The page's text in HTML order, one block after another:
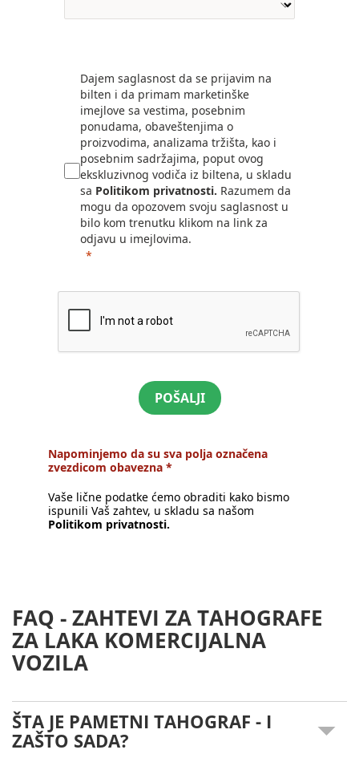
Dajem saglasnost da se prijavim na
bilten i da primam marketinške
imejlove sa vestima, posebnim
ponudama, obaveštenjima o
proizvodima, analizama tržišta, kao i
posebnim sadržajima, poput ovog
ekskluzivnog vodiča iz biltena, u skladu
sa Politikom privatnosti. Razumem da
mogu da opozovem svoju saglasnost u
bilo kom trenutku klikom na link za
odjavu u imejlovima.
POŠALJI
Napominjemo da su sva polja označena
zvezdicom obavezna *
Vaše lične podatke ćemo obraditi kako bismo
ispunili Vaš zahtev, u skladu sa našom
Politikom privatnosti.
FAQ - ZAHTEVI ZA TAHOGRAFE
ZA LAKA KOMERCIJALNA
VOZILA
ŠTA JE PAMETNI TAHOGRAF - I
ZAŠTO SADA?